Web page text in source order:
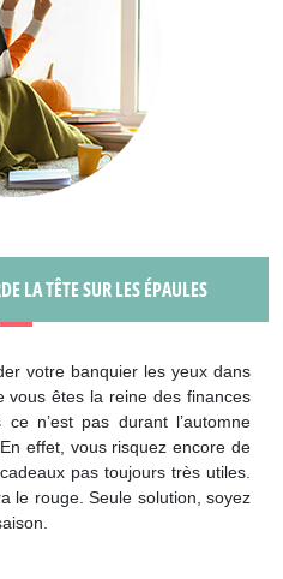
LA TÊTE SUR LES ÉPAULES
votre banquier les yeux dans
vous êtes la reine des finances
n’est pas durant l’automne
effet, vous risquez encore de
pas toujours très utiles.
le rouge. Seule solution, soyez